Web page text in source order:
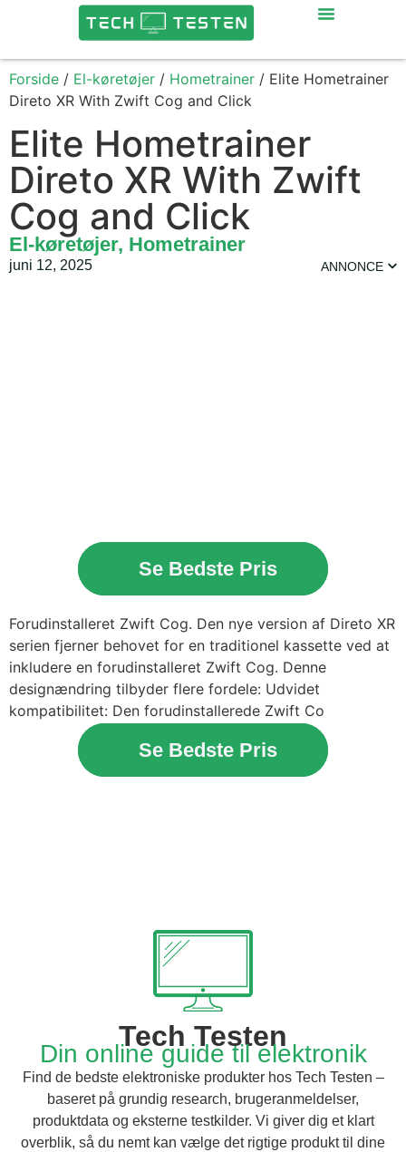
Forside / El-køretøjer / Hometrainer / Elite Hometrainer
Direto XR With Zwift Cog and Click
Elite Hometrainer
Direto XR With Zwift
Cog and Click
El-køretøjer, Hometrainer
juni 12, 2025 ANNONCE
Se Bedste Pris
Forudinstalleret Zwift Cog. Den nye version af Direto XR
serien fjerner behovet for en traditionel kassette ved at
inkludere en forudinstalleret Zwift Cog. Denne
designændring tilbyder flere fordele: Udvidet
kompatibilitet: Den forudinstallerede Zwift Co
Se Bedste Pris
Tech Testen
Din online guide til elektronik
Find de bedste elektroniske produkter hos Tech Testen –
baseret på grundig research, brugeranmeldelser,
produktdata og eksterne testkilder. Vi giver dig et klart
overblik, så du nemt kan vælge det rigtige produkt til dine